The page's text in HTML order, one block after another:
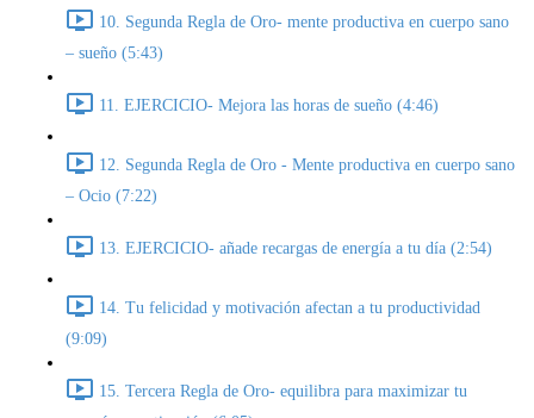
10. Segunda Regla de Oro- mente productiva en cuerpo sano
– sueño (5:43)
11. EJERCICIO- Mejora las horas de sueño (4:46)
12. Segunda Regla de Oro - Mente productiva en cuerpo sano
– Ocio (7:22)
13. EJERCICIO- añade recargas de energía a tu día (2:54)
14. Tu felicidad y motivación afectan a tu productividad
(9:09)
15. Tercera Regla de Oro- equilibra para maximizar tu